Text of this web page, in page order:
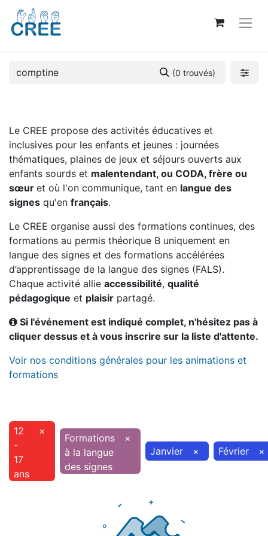
(0 trouvés)
Le CREE propose des activités éducatives et
inclusives pour les enfants et jeunes : journées
thématiques, plaines de jeux et séjours ouverts aux
enfants sourds et malentendant, ou CODA, frère ou
sœur et où l'on communique, tant en langue des
signes qu'en français.
Le CREE organise aussi des formations continues, des
formations au permis théorique B uniquement en
langue des signes et des formations accélérées
d’apprentissage de la langue des signes (FALS).
Chaque activité allie accessibilité, qualité
pédagogique et plaisir partagé.
Si l'événement est indiqué complet, n'hésitez pas à
cliquer dessus et à vous inscrire sur la liste d'attente.
Voir nos conditions générales pour les animations et
formations
12
-
17
ans
×
Formations
à la langue
des signes
×
Janvier
× Février ×